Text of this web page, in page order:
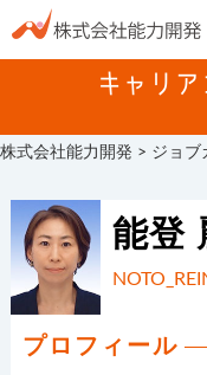
キャリ
株式会社能力開発 > ジョブ
能登
プロフィール